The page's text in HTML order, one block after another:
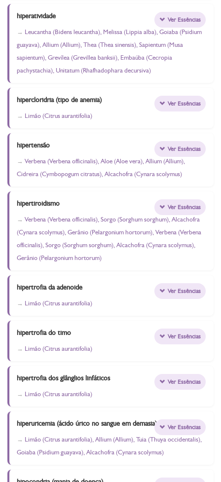
hiperatividade
Leucantha (Bidens leucantha), Melissa (Lippia alba), Goiaba (Psidium
guayava), Allium (Allium), Thea (Thea sinensis), Sapientum (Musa
sapientum), Grevílea (Grevillea banksii), Embaúba (Cecropia
pachystachia), Unitatum (Rhafhadophara decursiva)
Ver Essências
hipercloridria (tipo de anemia)
Limão (Citrus aurantifolia)
Ver Essências
hipertensão
Verbena (Verbena officinalis), Aloe (Aloe vera), Allium (Allium),
Cidreira (Cymbopogum citratus), Alcachofra (Cynara scolymus)
Ver Essências
hipertiroidismo
Verbena (Verbena officinalis), Sorgo (Sorghum sorghum), Alcachofra
(Cynara scolymus), Gerânio (Pelargonium hortorum), Verbena (Verbena
officinalis), Sorgo (Sorghum sorghum), Alcachofra (Cynara scolymus),
Gerânio (Pelargonium hortorum)
Ver Essências
hipertrofia da adenoide
Limão (Citrus aurantifolia)
Ver Essências
hipertrofia do timo
Limão (Citrus aurantifolia)
Ver Essências
hipertrofia dos glânglios linfáticos
Limão (Citrus aurantifolia)
Ver Essências
hiperuricemia (ácido úrico no sangue em demasia)
Limão (Citrus aurantifolia), Allium (Allium), Tuia (Thuya occidentalis),
Goiaba (Psidium guayava), Alcachofra (Cynara scolymus)
Ver Essências